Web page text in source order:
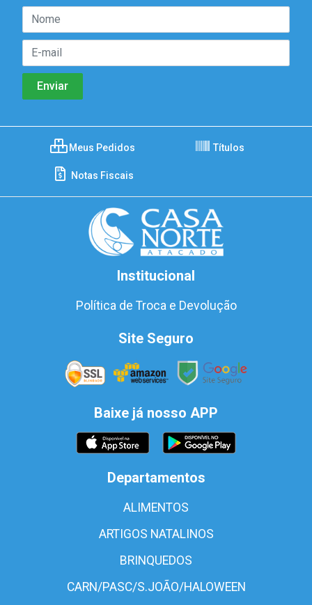
Meus Pedidos Títulos
Notas Fiscais
Institucional
Política de Troca e Devolução
Site Seguro
Baixe já nosso APP
Departamentos
ALIMENTOS
ARTIGOS NATALINOS
BRINQUEDOS
CARN/PASC/S.JOÃO/HALOWEEN